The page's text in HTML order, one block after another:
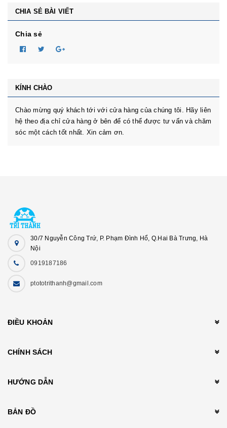
CHIA SẺ BÀI VIẾT
Chia sẻ
KÍNH CHÀO
Chào mừng quý khách tới với cửa hàng của chúng tôi. Hãy liên
hệ theo địa chỉ cửa hàng ở bên để có thể được tư vấn và chăm
sóc một cách tốt nhất. Xin cảm ơn.
30/7 Nguyễn Công Trứ, P. Phạm Đình Hổ, Q.Hai Bà Trưng, Hà
Nội
0919187186
ptototrithanh@gmail.com
ĐIỀU KHOẢN
CHÍNH SÁCH
HƯỚNG DẪN
BẢN ĐỒ